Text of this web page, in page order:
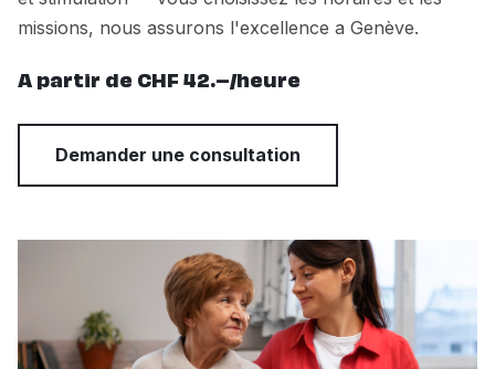
missions, nous assurons l'excellence a Genève.
A partir de CHF 42.–/heure
Demander une consultation